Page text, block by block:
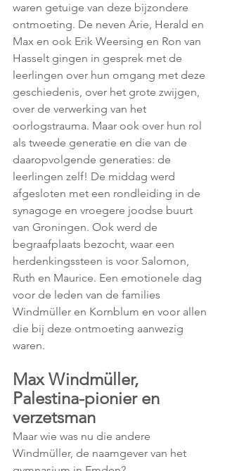
waren getuige van deze bijzondere
ontmoeting. De neven Arie, Herald en
Max en ook Erik Weersing en Ron van
Hasselt gingen in gesprek met de
leerlingen over hun omgang met deze
geschiedenis, over het grote zwijgen,
over de verwerking van het
oorlogstrauma. Maar ook over hun rol
als tweede generatie en die van de
daaropvolgende generaties: de
leerlingen zelf! De middag werd
afgesloten met een rondleiding in de
synagoge en vroegere joodse buurt
van Groningen. Ook werd de
begraafplaats bezocht, waar een
herdenkingssteen is voor Salomon,
Ruth en Maurice. Een emotionele dag
voor de leden van de families
Windmüller en Kornblum en voor allen
die bij deze ontmoeting aanwezig
waren.
Max Windmüller,
Palestina-pionier en
verzetsman
Maar wie was nu die andere
Windmüller, de naamgever van het